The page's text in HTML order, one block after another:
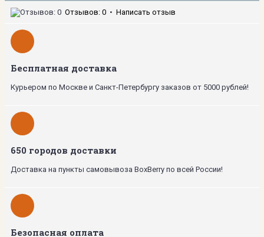
Отзывов: 0 • Написать отзыв
Бесплатная доставка
Курьером по Москве и Санкт-Петербургу заказов от 5000 рублей!
650 городов доставки
Доставка на пункты самовывоза BoxBerry по всей России!
Безопасная оплата